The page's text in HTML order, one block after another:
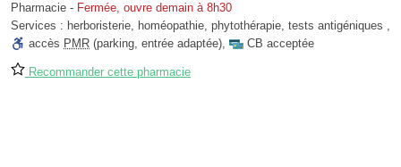
Pharmacie - Fermée, ouvre demain à 8h30
Services : herboristerie, homéopathie, phytothérapie, tests antigéniques ,
accès PMR (parking, entrée adaptée), CB acceptée
Recommander cette pharmacie